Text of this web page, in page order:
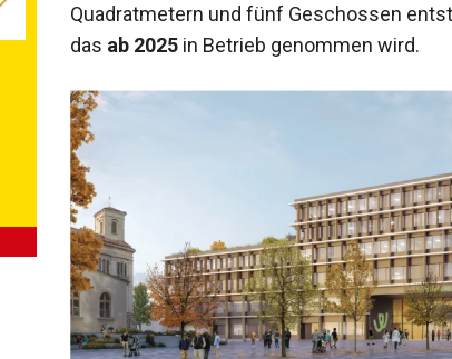
Quadratmetern und fünf Geschossen
das ab 2025in Betrieb genommen wird.